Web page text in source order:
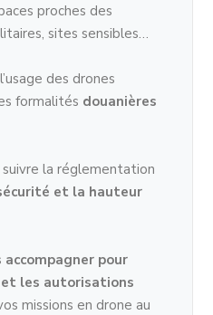
proches des
sites sensibles…
des drones
formalités douanières
suivre la réglementation
et la hauteur
accompagner pour
les autorisations
missions en drone au